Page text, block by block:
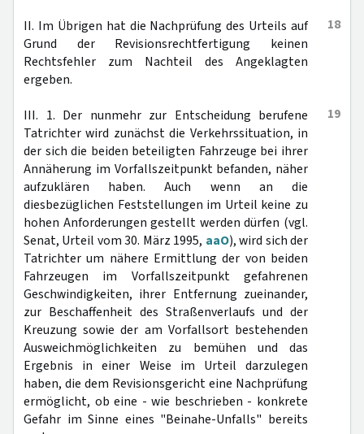
18
II. Im Übrigen hat die Nachprüfung des Urteils auf
Grund der Revisionsrechtfertigung keinen
Rechtsfehler zum Nachteil des Angeklagten
ergeben.
19
III. 1. Der nunmehr zur Entscheidung berufene
Tatrichter wird zunächst die Verkehrssituation, in
der sich die beiden beteiligten Fahrzeuge bei ihrer
Annäherung im Vorfallszeitpunkt befanden, näher
aufzuklären haben. Auch wenn an die
diesbezüglichen Feststellungen im Urteil keine zu
hohen Anforderungen gestellt werden dürfen (vgl.
Senat, Urteil vom 30. März 1995, aaO), wird sich der
Tatrichter um nähere Ermittlung der von beiden
Fahrzeugen im Vorfallszeitpunkt gefahrenen
Geschwindigkeiten, ihrer Entfernung zueinander,
zur Beschaffenheit des Straßenverlaufs und der
Kreuzung sowie der am Vorfallsort bestehenden
Ausweichmöglichkeiten zu bemühen und das
Ergebnis in einer Weise im Urteil darzulegen
haben, die dem Revisionsgericht eine Nachprüfung
ermöglicht, ob eine - wie beschrieben - konkrete
Gefahr im Sinne eines "Beinahe-Unfalls" bereits